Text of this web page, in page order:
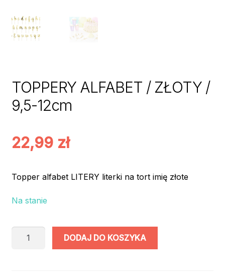
TOPPERY ALFABET / ZŁOTY /
9,5-12cm
22,99 zł
Topper alfabet LITERY literki na tort imię złote
Na stanie
ilość
DODAJ DO KOSZYKA